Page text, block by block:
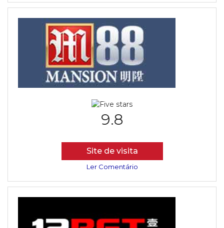
9.8
Site de visita
Ler Comentário